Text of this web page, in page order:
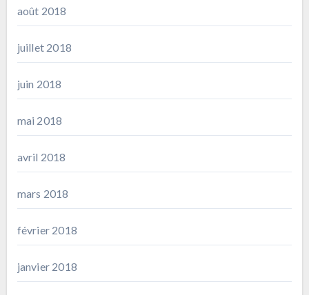
août 2018
juillet 2018
juin 2018
mai 2018
avril 2018
mars 2018
février 2018
janvier 2018